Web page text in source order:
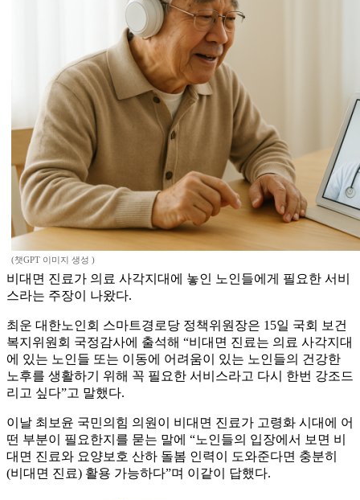
(챗GPT 이미지 생성 )
비대면 진료가 의료 사각지대에 놓인 노인들에게 필요한 서비
스라는 주장이 나왔다.
최운 대한노인회 스마트경로당 정책위원장은 15일 국회 보건
복지위원회 국정감사에 출석해 “비대면 진료는 의료 사각지대
에 있는 노인들 또는 이동에 어려움이 있는 노인들의 건강한
노후를 생활하기 위해 꼭 필요한 서비스라고 다시 한번 강조드
리고 싶다”고 말했다.
이날 최보윤 국민의힘 의원이 비대면 진료가 고령화 시대에 어
떤 부분이 필요한지를 묻는 말에 “노인들의 입장에서 보면 비
대면 진료와 요양보호 산하 돌봄 인력이 도와준다면 충분히
(비대면 진료) 활용 가능하다”며 이같이 답했다.